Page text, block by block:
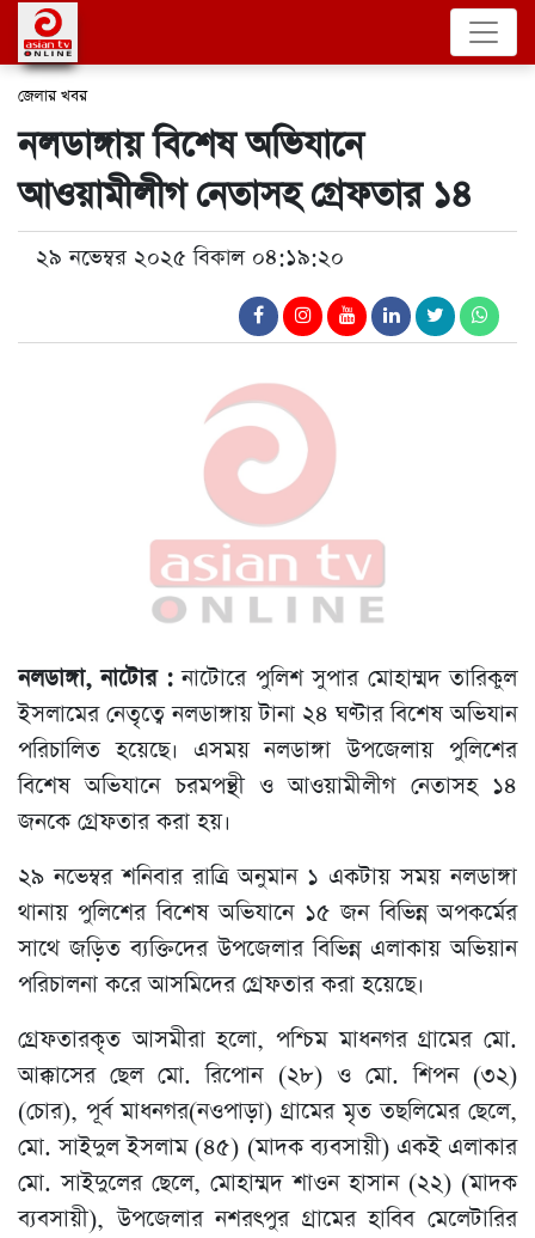
জেলার খবর
নলডাঙ্গায় বিশেষ অভিযানে
আওয়ামীলীগ নেতাসহ গ্রেফতার ১৪
২৯ নভেম্বর ২০২৫ বিকাল ০৪:১৯:২০
নলডাঙ্গা, নাটোর :নাটোরে পুলিশ সুপার মোহাম্মদ তারিকুল
ইসলামের নেতৃত্বে নলডাঙ্গায় টানা ২৪ ঘণ্টার বিশেষ অভিযান
পরিচালিত হয়েছে। এসময় নলডাঙ্গা উপজেলায় পুলিশের
বিশেষ অভিযানে চরমপন্থী ও আওয়ামীলীগ নেতাসহ ১৪
জনকে গ্রেফতার করা হয়।
২৯ নভেম্বর শনিবার রাত্রি অনুমান ১ একটায় সময় নলডাঙ্গা
থানায় পুলিশের বিশেষ অভিযানে ১৫ জন বিভিন্ন অপকর্মের
সাথে জড়িত ব্যক্তিদের উপজেলার বিভিন্ন এলাকায় অভিয়ান
পরিচালনা করে আসমিদের গ্রেফতার করা হয়েছে।
গ্রেফতারকৃত আসমীরা হলো, পশ্চিম মাধনগর গ্রামের মো.
আক্কাসের ছেল মো. রিপোন (২৮) ও মো. শিপন (৩২)
(চোর), পূর্ব মাধনগর(নওপাড়া) গ্রামের মৃত তছলিমের ছেলে,
মো. সাইদুল ইসলাম (৪৫) (মাদক ব্যবসায়ী) একই এলাকার
মো. সাইদুলের ছেলে, মোহাম্মদ শাওন হাসান (২২) (মাদক
ব্যবসায়ী), উপজেলার নশরৎপুর গ্রামের হাবিব মেলেটারির